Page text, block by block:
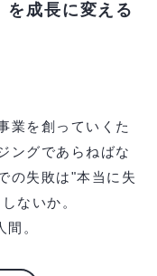
を成長に変える
業を創っていくた
ングであらねばな
の失敗は"本当に失
ないか。
。